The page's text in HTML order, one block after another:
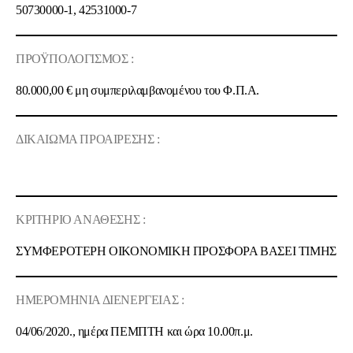
50730000-1, 42531000-7
ΠΡΟΫΠΟΛΟΓΙΣΜΟΣ :
80.000,00 €μη συμπεριλαμβανομένου του Φ.Π.Α.
ΔΙΚΑΙΩΜΑ ΠΡΟΑΙΡΕΣΗΣ :
ΚΡΙΤΗΡΙΟ ΑΝΑΘΕΣΗΣ :
ΣΥΜΦΕΡΟΤΕΡΗ ΟΙΚΟΝΟΜΙΚΗ ΠΡΟΣΦΟΡΑ ΒΑΣΕΙ ΤΙΜΗΣ
ΗΜΕΡΟΜΗΝΙΑ ΔΙΕΝΕΡΓΕΙΑΣ :
04/06/2020., ημέραΠΕΜΠΤΗ και ώρα 10.00π.μ.